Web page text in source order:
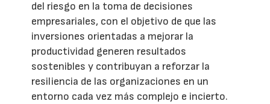
del riesgo en la toma de decisiones
empresariales, con el objetivo de que las
inversiones orientadas a mejorar la
productividad generen resultados
sostenibles y contribuyan a reforzar la
resiliencia de las organizaciones en un
entorno cada vez más complejo e incierto.